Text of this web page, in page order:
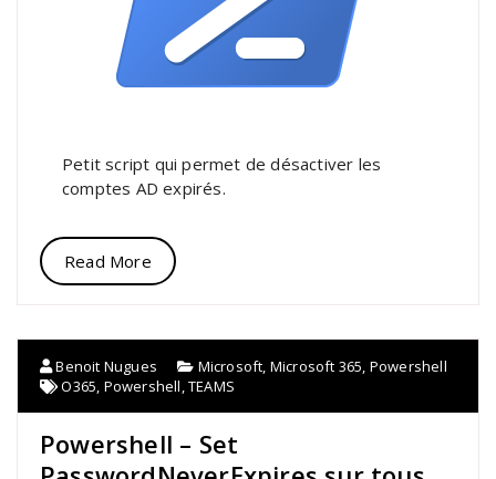
Petit script qui permet de désactiver les
comptes AD expirés.
Read More
Benoit Nugues Microsoft Microsoft 365 Powershell
O365 Powershell ,TEAMS
Powershell – Set